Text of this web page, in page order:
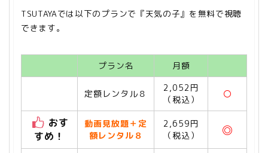
TSUTAYAでは以下のプランで『天気の子』を無料で視聴
できます。
プラン名 月額
定額レンタル８
2,052円
（税込）
〇
おす
すめ！
動画見放題＋定
額レンタル８
2,659円
（税込）
◎